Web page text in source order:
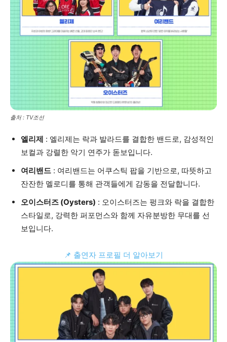
출처 : TV조선
엘리제 : 엘리제는 락과 발라드를 결합한 밴드로, 감성적인
보컬과 강렬한 악기 연주가 돋보입니다.
여리밴드 : 여리밴드는 어쿠스틱 팝을 기반으로, 따뜻하고
잔잔한 멜로디를 통해 관객들에게 감동을 전달합니다.
오이스터즈 (Oysters) : 오이스터즈는 펑크와 락을 결합한
스타일로, 강력한 퍼포먼스와 함께 자유분방한 무대를 선
보입니다.
📌 출연자 프로필 더 알아보기